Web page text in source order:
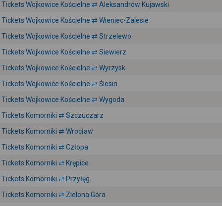
Tickets Wojkowice Kościelne ⇄ Aleksandrów Kujawski
Tickets Wojkowice Kościelne ⇄ Wieniec-Zalesie
Tickets Wojkowice Kościelne ⇄ Strzelewo
Tickets Wojkowice Kościelne ⇄ Siewierz
Tickets Wojkowice Kościelne ⇄ Wyrzysk
Tickets Wojkowice Kościelne ⇄ Ślesin
Tickets Wojkowice Kościelne ⇄ Wygoda
Tickets Komorniki ⇄ Szczuczarz
Tickets Komorniki ⇄ Wrocław
Tickets Komorniki ⇄ Człopa
Tickets Komorniki ⇄ Krępice
Tickets Komorniki ⇄ Przyłęg
Tickets Komorniki ⇄ Zielona Góra